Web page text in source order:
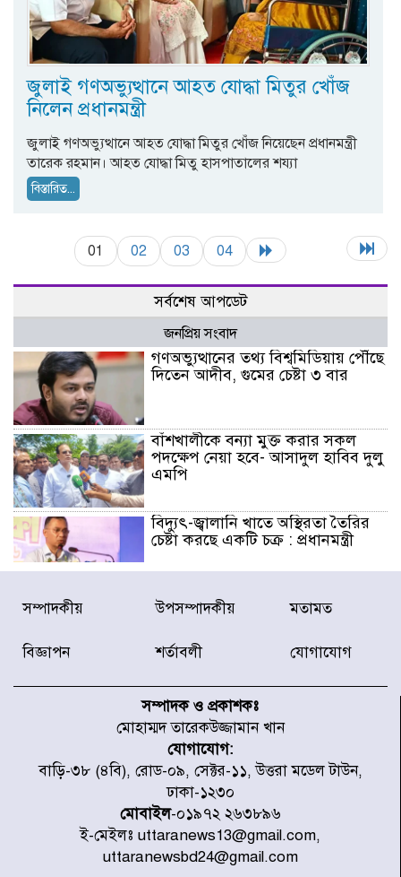
জুলাই গণঅভ্যুত্থানে আহত যোদ্ধা মিতুর খোঁজ
নিলেন প্রধানমন্ত্রী
জুলাই গণঅভ্যুত্থানে আহত যোদ্ধা মিতুর খোঁজ নিয়েছেন প্রধানমন্ত্রী
তারেক রহমান। আহত যোদ্ধা মিতু হাসপাতালের শয্যা
বিস্তারিত...
01 02 03 04
সর্বশেষ আপডেট
জনপ্রিয় সংবাদ
গণঅভ্যুত্থানের তথ্য বিশ্বমিডিয়ায় পৌঁছে
দিতেন আদীব, গুমের চেষ্টা ৩ বার
বাঁশখালীকে বন্যা মুক্ত করার সকল
পদক্ষেপ নেয়া হবে- আসাদুল হাবিব দুলু
এমপি
বিদ্যুৎ-জ্বালানি খাতে অস্থিরতা তৈরির
চেষ্টা করছে একটি চক্র : প্রধানমন্ত্রী
টাইফুন ‘ডলফিনের’ আঘাতে জাপানে
চিকিৎসা খাতে জিডিপির ৫ শতাংশ
বরাদ্দের ঘোষণা স্থানীয় সরকার মন্ত্রীর
জুলাই জাদুঘর ঘুরে দেখলেন এনসিপি
নেতারা
যুক্তরাষ্ট্রে দাবানল নেভাতে গিয়ে
হেলিকপ্টার বিধ্বস্ত, নিহত ১
সম্পাদকীয় উপসম্পাদকীয় মতামত
বিজ্ঞাপন শর্তাবলী যোগাযোগ
সম্পাদক ও প্রকাশকঃ
মোহাম্মদ তারেকউজ্জামান খান
যোগাযোগ:
বাড়ি-৩৮ (৪বি), রোড-০৯, সেক্টর-১১, উত্তরা মডেল টাউন,
ঢাকা-১২৩০
মোবাইল-০১৯৭২ ২৬৩৮৯৬
ই-মেইলঃ uttaranews13@gmail.com,
uttaranewsbd24@gmail.com